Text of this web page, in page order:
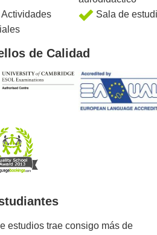
Sala de
de Calidad
estudios trae consigo más de